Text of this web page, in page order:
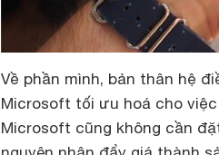
Về phần mình, bản thân hệ
Microsoft tối ưu hoá cho
Microsoft cũng không cần